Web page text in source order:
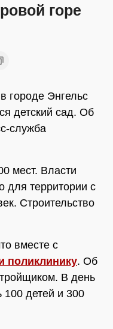
горе
городе Энгельс
детский сад. Об
служба
мест. Власти
для территории с
Строительство
вместе с
поликлинику. Об
В день
100 детей и 300